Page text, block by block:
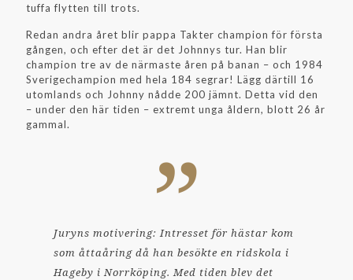
tuffa flytten till trots.
Redan andra året blir pappa Takter champion för första
gången, och efter det är det Johnnys tur. Han blir
champion tre av de närmaste åren på banan – och 1984
Sverigechampion med hela 184 segrar! Lägg därtill 16
utomlands och Johnny nådde 200 jämnt. Detta vid den
– under den här tiden – extremt unga åldern, blott 26 år
gammal.
Juryns motivering: Intresset för hästar kom
som åttaåring då han besökte en ridskola i
Hageby i Norrköping. Med tiden blev det